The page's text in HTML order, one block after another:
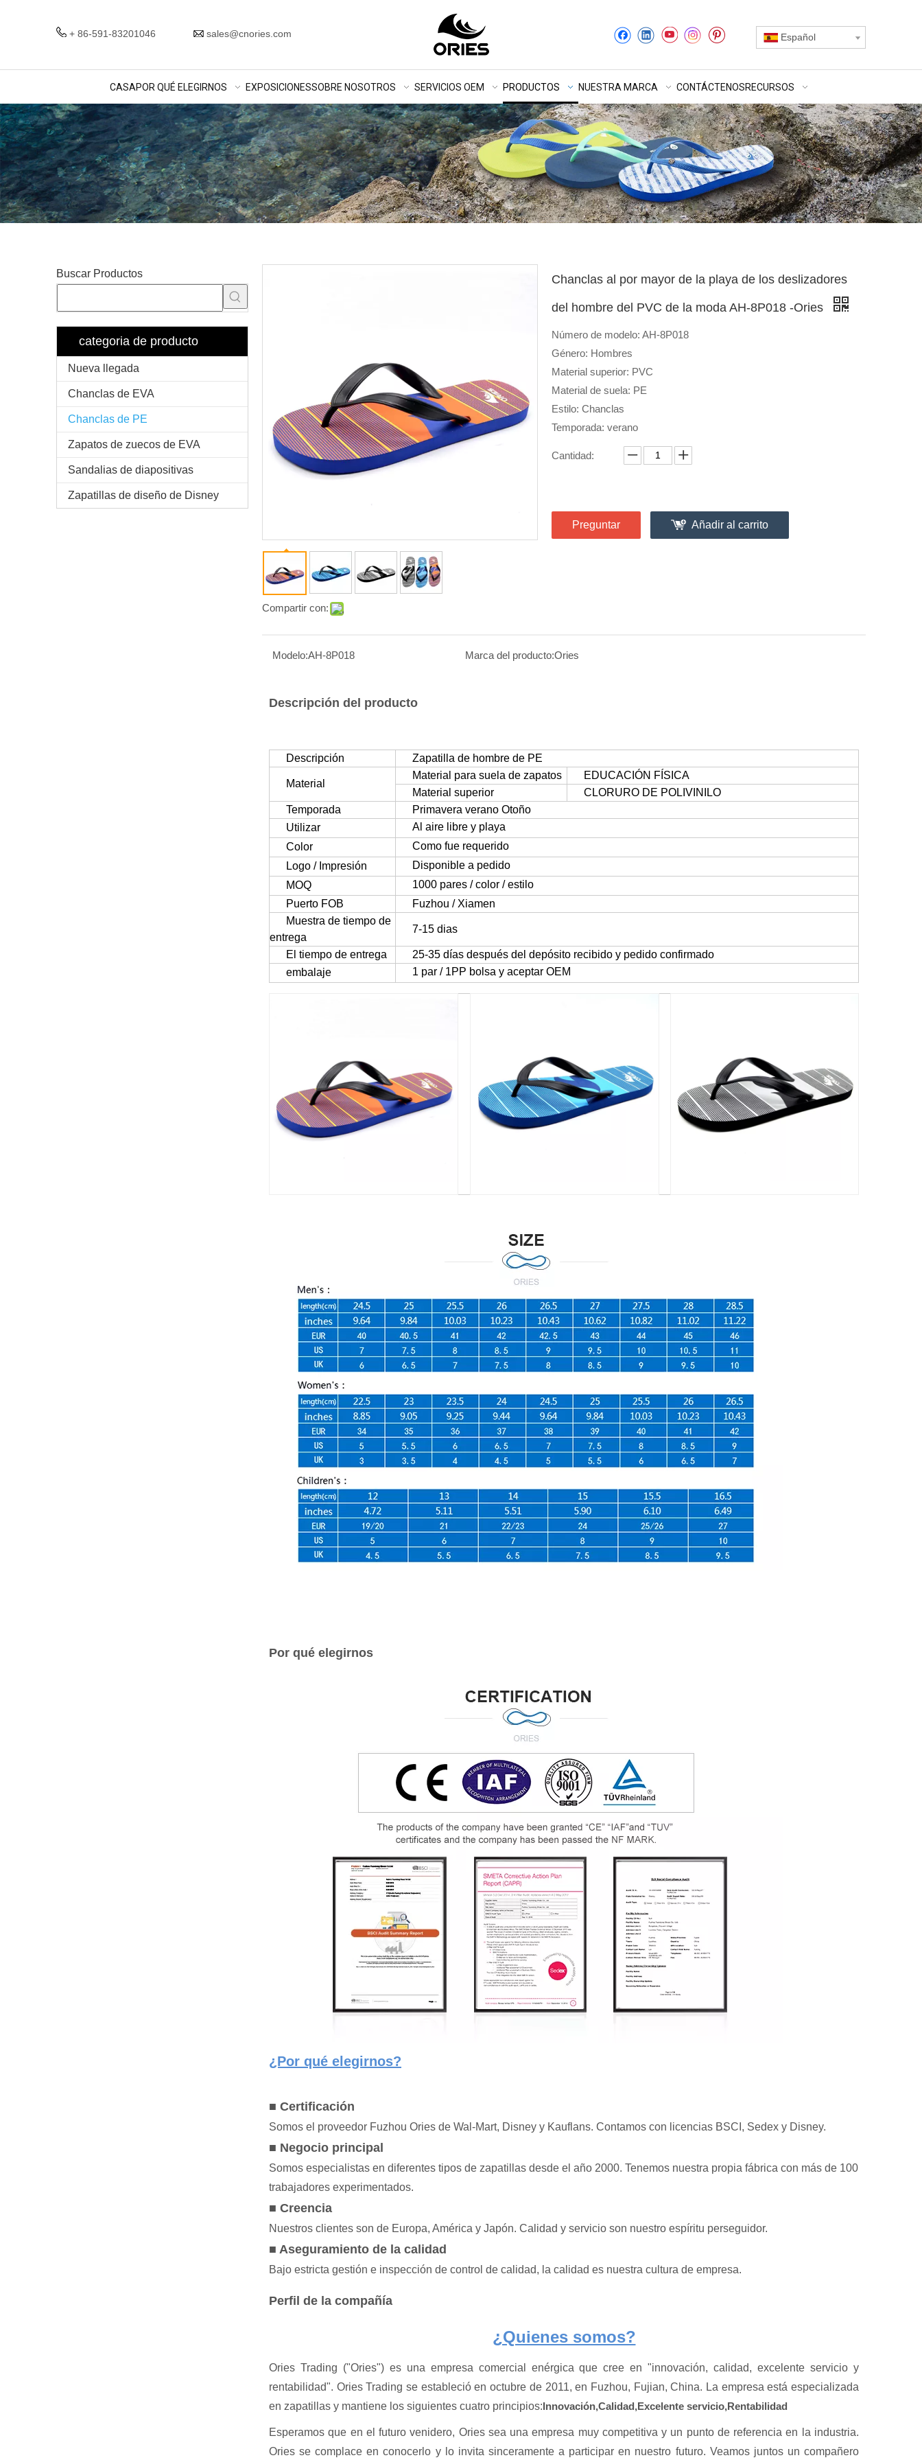
+ 86-591-83201046 sales@cnories.com Español
CASAPOR QUÉ ELEGIRNOS EXPOSICIONESSOBRE NOSOTROS SERVICIOS OEM PRODUCTOS NUESTRA MARCA CONTÁCTENOSRECURSOS
Buscar Productos
categoria de producto
Nueva llegada
Chanclas de EVA
Chanclas de PE
Zapatos de zuecos de EVA
Sandalias de diapositivas
Zapatillas de diseño de Disney
Compartir con:
Chanclas al por mayor de la playa de los deslizadores
del hombre del PVC de la moda AH-8P018 -Ories
Número de modelo: AH-8P018
Género: Hombres
Material superior: PVC
Material de suela: PE
Estilo: Chanclas
Temporada: verano
Cantidad:
Preguntar Añadir al carrito
Modelo:AH-8P018 Marca del producto:Ories
Descripción del producto
Descripción Zapatilla de hombre de PE
Material
Material para suela de zapatos
EDUCACIÓN FÍSICA
Material superior
CLORURO DE POLIVINILO
Temporada
Primavera verano Otoño
Utilizar
Al aire libre y playa
Color
Como fue requerido
Logo / Impresión
Disponible a pedido
MOQ
1000 pares / color / estilo
Puerto FOB
Fuzhou / Xiamen
Muestra de tiempo de
entrega
7-15 dias
El tiempo de entrega
25-35 días después del depósito recibido y pedido confirmado
embalaje
1 par / 1PP bolsa y aceptar OEM
Por qué elegirnos
¿Por qué elegirnos?
■ Certificación
Somos el proveedor Fuzhou Ories de Wal-Mart, Disney y Kauflans. Contamos con licencias BSCI, Sedex y Disney.
■ Negocio principal
Somos especialistas en diferentes tipos de zapatillas desde el año 2000. Tenemos nuestra propia fábrica con más de 100
trabajadores experimentados.
■ Creencia
Nuestros clientes son de Europa, América y Japón. Calidad y servicio son nuestro espíritu perseguidor.
■ Aseguramiento de la calidad
Bajo estricta gestión e inspección de control de calidad, la calidad es nuestra cultura de empresa.
Perfil de la compañía
¿Quienes somos?
Ories Trading ("Ories") es una empresa comercial enérgica que cree en "innovación, calidad, excelente servicio y
rentabilidad". Ories Trading se estableció en octubre de 2011, en Fuzhou, Fujian, China. La empresa está especializada
en zapatillas y mantiene los siguientes cuatro principios:Innovación,Calidad,Excelente servicio,Rentabilidad
Esperamos que en el futuro venidero, Ories sea una empresa muy competitiva y un punto de referencia en la industria.
Ories se complace en conocerlo y lo invita sinceramente a participar en nuestro futuro. Veamos juntos un compañero